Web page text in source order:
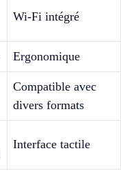
Wi-Fi intégré
Ergonomique
Compatible avec
divers formats
Interface tactile